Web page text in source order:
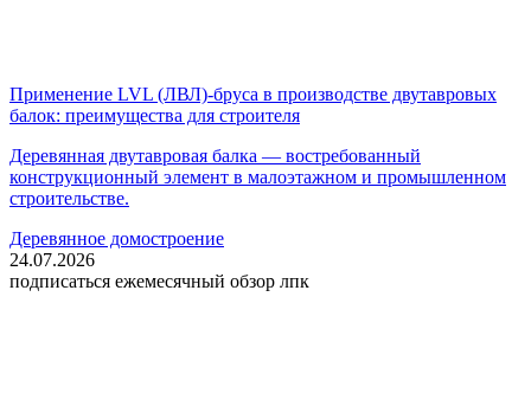
Применение LVL (ЛВЛ)-бруса в производстве двутавровых
балок: преимущества для строителя
Деревянная двутавровая балка — востребованный
конструкционный элемент в малоэтажном и промышленном
строительстве.
Деревянное домостроение
24.07.2026
подписаться ежемесячный обзор лпк